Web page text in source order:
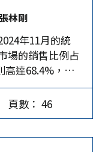
完善的通用航
經濟市場，其
效益。歐洲則
熱氣球旅遊和輕
市場國家也在積
國家逐步放寬空
內外企業進入市
增率下滑至
收入家庭難以
膨議題是協助
擊中低收入家
研究院在研究
通膨衝擊」對美
住房、食品、服
類別的價格上揚
林剛
年11月的統
場的銷售比例占
高達68.4%，其
的特斯拉和以比
中國造車新勢
寶馬和賓士苦苦
頁數： 46